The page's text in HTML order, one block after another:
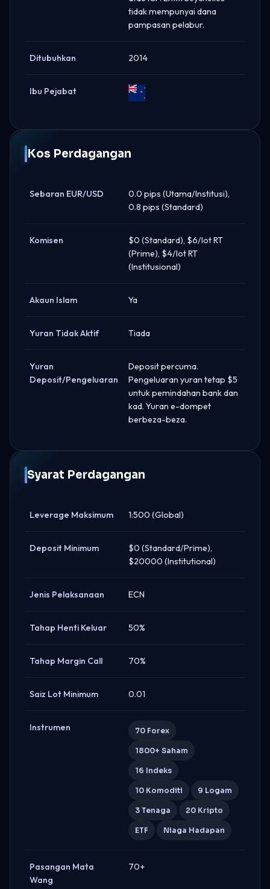
tidak mempunyai dana
pampasan pelabur.
Ditubuhkan 2014
Ibu Pejabat
Kos Perdagangan
Sebaran EUR/USD
0.0 pips (Utama/Institusi),
0.8 pips (Standard)
Komisen
$0 (Standard), $6/lot RT
(Prime), $4/lot RT
(Institusional)
Akaun Islam Ya
Yuran Tidak Aktif Tiada
Yuran
Deposit/Pengeluaran
Deposit percuma.
Pengeluaran yuran tetap $5
untuk pemindahan bank dan
kad. Yuran e-dompet
berbeza-beza.
Syarat Perdagangan
Leverage Maksimum 1:500 (Global)
Deposit Minimum
$0 (Standard/Prime),
$20000 (Institutional)
Jenis Pelaksanaan ECN
Tahap Henti Keluar 50%
Tahap Margin Call 70%
Saiz Lot Minimum 0.01
Instrumen 70 Forex
1800+ Saham
16 Indeks
10 Komoditi 9 Logam
3 Tenaga 20 Kripto
ETF Niaga Hadapan
Pasangan Mata
Wang
70+